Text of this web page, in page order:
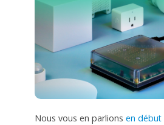
Nous vous en parlions en début